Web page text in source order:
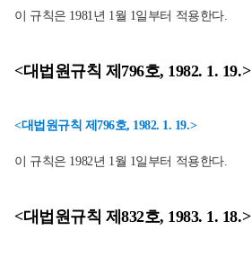
이 규칙은 1981년 1월 1일부터 적용한다.
<대법원규칙 제796호, 1982. 1. 19.>
<대법원규칙 제796호, 1982. 1. 19.>
이 규칙은 1982년 1월 1일부터 적용한다.
<대법원규칙 제832호, 1983. 1. 18.>